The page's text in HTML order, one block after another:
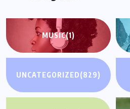
MUSIC(1)
UNCATEGORIZED(829)